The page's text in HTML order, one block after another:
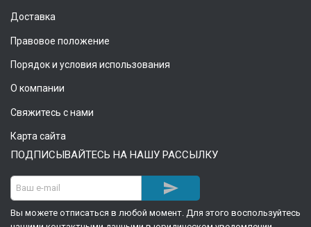
Доставка
Правовое положение
Порядок и условия использования
О компании
Свяжитесь с нами
Карта сайта
ПОДПИСЫВАЙТЕСЬ НА НАШУ РАССЫЛКУ

Вы можете отписаться в любой момент. Для этого воспользуйтесь